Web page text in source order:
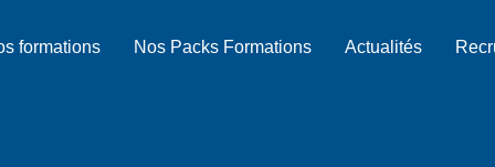
formations Nos Packs Formations Actualités